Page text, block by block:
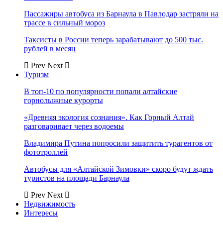
Пассажиры автобуса из Барнаула в Павлодар застряли на
трассе в сильный мороз
Таксисты в России теперь зарабатывают до 500 тыс.
рублей в месяц
Prev Next
Туризм
В топ-10 по популярности попали алтайские
горнолыжные курорты
«Древняя экология сознания». Как Горный Алтай
разговаривает через водоемы
Владимира Путина попросили защитить турагентов от
фототроллей
Автобусы для «Алтайской Зимовки» скоро будут ждать
туристов на площади Барнаула
Prev Next
Недвижимость
Интересы